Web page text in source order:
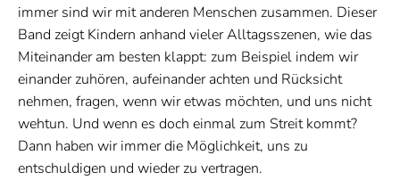
immer sind wir mit anderen Menschen zusammen. Dieser
Band zeigt Kindern anhand vieler Alltagsszenen, wie das
Miteinander am besten klappt: zum Beispiel indem wir
einander zuhören, aufeinander achten und Rücksicht
nehmen, fragen, wenn wir etwas möchten, und uns nicht
wehtun. Und wenn es doch einmal zum Streit kommt?
Dann haben wir immer die Möglichkeit, uns zu
entschuldigen und wieder zu vertragen.